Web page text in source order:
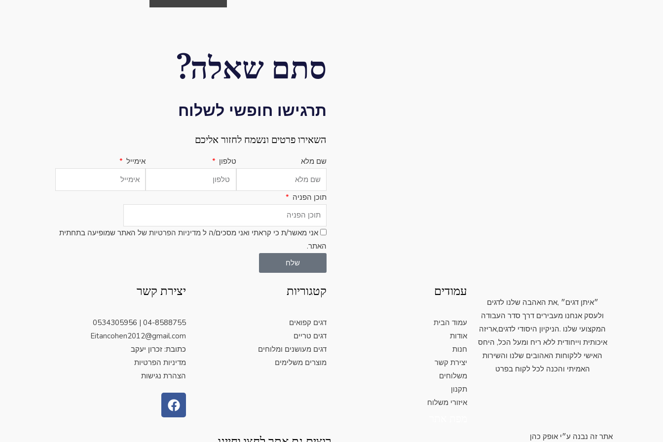
סתם שאלה?
תרגישו חופשי לשלוח
השאירו פרטים ונשמח לחזור אליכם
שם מלא טלפון אימייל
תוכן הפניה
אני מאשר/ת כי קראתי ואני מסכים/ה ל מדיניות הפרטיות של האתר שמופיעה בתחתית
האתר.
שלח
״איתן דגים״ ,את האהבה שלנו לדגים
ולעסק אנחנו מעבירים דרך סדר העבודה
המקצועי שלנו .הניקיון היסודי לדגים,אריזה
איכותית וייחודית ללא ריח ומעל הכל, היחס
האישי ללקוחות האהובים שלנו והשירות
האמיתי והכנה לכל לקוח בפרט
עמודים
עמוד הבית
אודות
חנות
יצירת קשר
משלוחים
תקנון
איזורי משלוח
קטגוריות
דגים קפואים
דגים טריים
דגים מעושנים ומלוחים
מוצרים משלימים
יצירת קשר
04-8588755 | 0534305956
Eitancohen2012@gmail.com
כתובת: זכרון יעקב
מדיניות הפרטיות
הצהרת נגישות
F
a
c
אתר זה נבנה ע״י אופק כהן